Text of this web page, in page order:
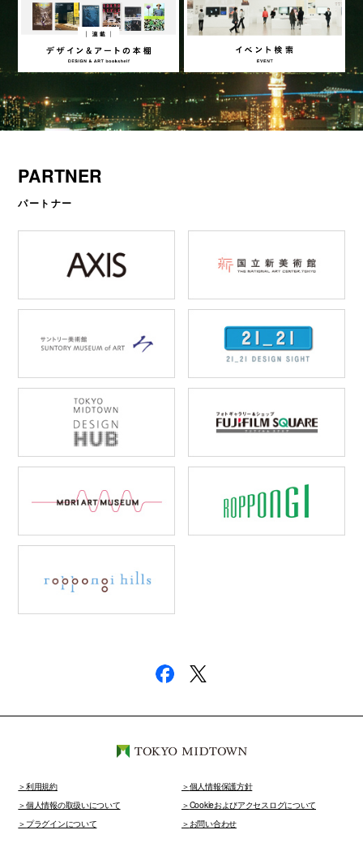
PARTNER
パートナー
利用規約
個人情報保護方針
個人情報の取扱いについて
Cookieおよびアクセスログについて
プラグインについて
お問い合わせ